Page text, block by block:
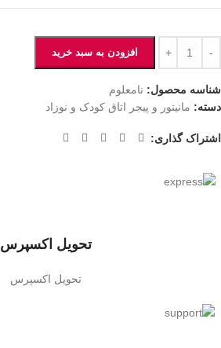
افزودن به سبد خرید
شناسه محصول: نامعلوم
دسته: مانیتور و پیجر اتاق کودک و نوزاد
اشتراک گذاری:
تحویل اکسپرس
تحویل اکسپرس